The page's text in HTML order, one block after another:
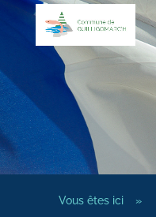
Vous êtes ici »